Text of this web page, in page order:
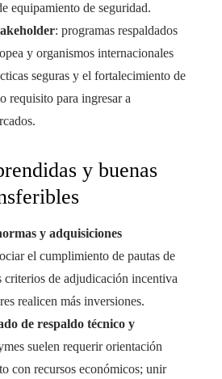
equipamiento de seguridad.
: programas respaldados
y organismos internacionales
seguras y el fortalecimiento de
requisito para ingresar a
y buenas
y adquisiciones
el cumplimiento de pautas de
criterios de adjudicación incentiva
realicen más inversiones.
de respaldo técnico y
suelen requerir orientación
con recursos económicos; unir